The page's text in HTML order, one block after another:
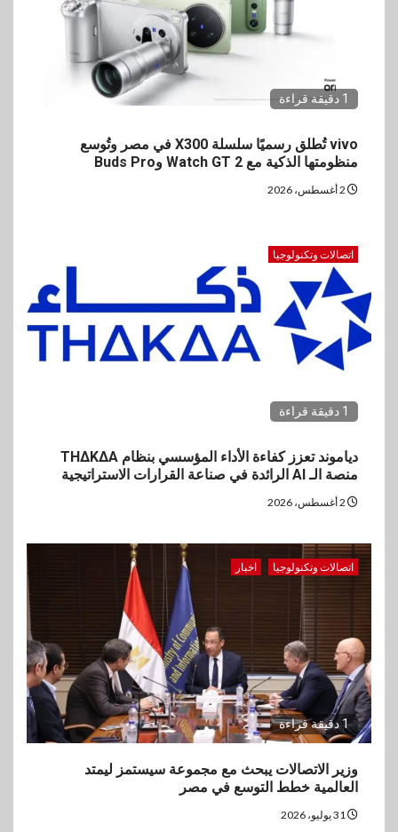
1 دقيقة قراءة
vivo تُطلق رسميًا سلسلة X300 في مصر وتُوسع
منظومتها الذكية مع Watch GT 2 وBuds Pro
اتصالات وتكنولوجيا
1 دقيقة قراءة
دياموند تعزز كفاءة الأداء المؤسسي بنظام THΔKΔA
منصة الـ AI الرائدة في صناعة القرارات الاستراتيجية
اتصالات وتكنولوجيا اخبار
1 دقيقة قراءة
وزير الاتصالات يبحث مع مجموعة سيستمز ليمتد
العالمية خطط التوسع في مصر